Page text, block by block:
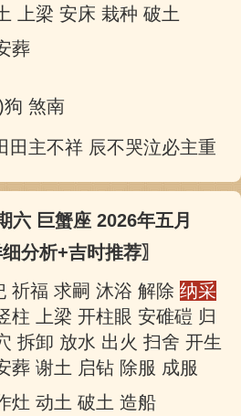
上梁 安床 栽种 破土
葬
狗 煞南
田主不祥 辰不哭泣必主重丧
六 巨蟹座 2026年五月
细分析+吉时推荐〗
祈福 求嗣 沐浴 解除 纳采
柱 上梁 开柱眼 安碓磑 归
拆卸 放水 出火 扫舍 开生
葬 谢土 启钻 除服 成服
灶 动土 破土 造船